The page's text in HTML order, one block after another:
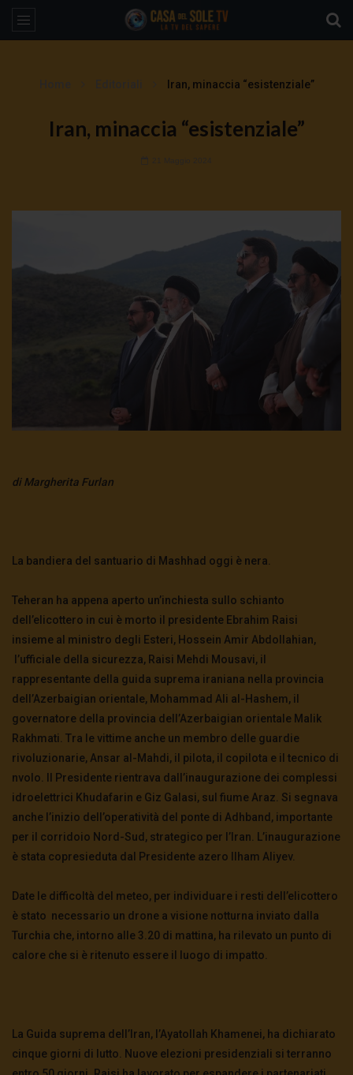
Iran, minaccia “esistenziale”
Iran, minaccia “esistenziale”
di Margherita Furlan
La bandiera del santuario di Mashhad oggi è nera.
Teheran ha appena aperto un’inchiesta sullo schianto
dell’elicottero in cui è morto il presidente Ebrahim Raisi
insieme al ministro degli Esteri, Hossein Amir Abdollahian,
l’ufficiale della sicurezza, Raisi Mehdi Mousavi, il
rappresentante della guida suprema iraniana nella provincia
dell’Azerbaigian orientale, Mohammad Ali al-Hashem, il
governatore della provincia dell’Azerbaigian orientale Malik
Rakhmati . Tra le vittime anche un membro delle guardie
rivoluzionarie, Ansar al-Mahdi, il pilota, il copilota e il tecnico di
nvolo.
Il Presidente rientrava dall’inaugurazione dei complessi
idroelettrici Khudafarin e Giz Galasi, sul fiume Araz. Si segnava
anche l’inizio dell’operatività del ponte di Adhband, importante
per il corridoio Nord-Sud, strategico per l’Iran. L’inaugurazione
è stata copresieduta dal Presidente azero Ilham Aliyev.
Date le difficoltà del meteo, per individuare i resti dell’elicottero
è stato necessario un drone a visione notturna inviato dalla
Turchia che, intorno alle 3.20 di mattina, ha rilevato un punto di
calore che si è ritenuto essere il luogo di impatto.
La Guida suprema dell’Iran, l’Ayatollah Khamenei, ha dichiarato
cinque giorni di lutto. Nuove elezioni presidenziali si terranno